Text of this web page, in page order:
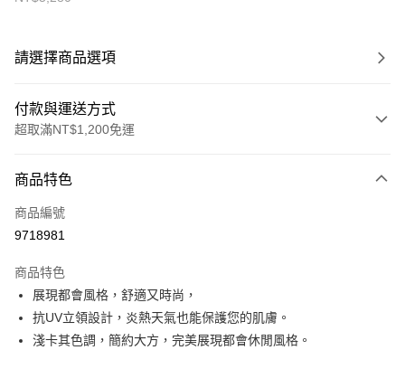
請選擇商品選項
付款與運送方式
超取滿NT$1,200免運
信用卡一次付款
超商取貨付款
Apple Pay
悠遊付
商品特色
商品編號
9718981
商品特色
展現都會風格，舒適又時尚，
抗UV立領設計，炎熱天氣也能保護您的肌膚。
淺卡其色調，簡約大方，完美展現都會休閒風格。